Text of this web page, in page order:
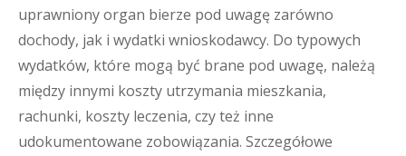
uprawniony organ bierze pod uwagę zarówno
dochody, jak i wydatki wnioskodawcy. Do typowych
wydatków, które mogą być brane pod uwagę, należą
między innymi koszty utrzymania mieszkania,
rachunki, koszty leczenia, czy też inne
udokumentowane zobowiązania. Szczegółowe